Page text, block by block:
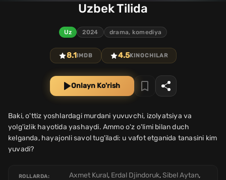
Uzbek Tilida
Uz 2024 drama, komediya
8.1IMDB 4.5KINOCHILAR
Onlayn Ko'rish
Baki, o'ttiz yoshlardagi murdani yuvuvchi, izolyatsiya va
yolg'izlik hayotida yashaydi. Ammo o'z o'limi bilan duch
kelganda, hayajonli savol tug'iladi: u vafot etganida tanasini kim
yuvadi?
ROLLARDA: Axmet Kural, Erdal Djindoruk,Sibel Aytan,